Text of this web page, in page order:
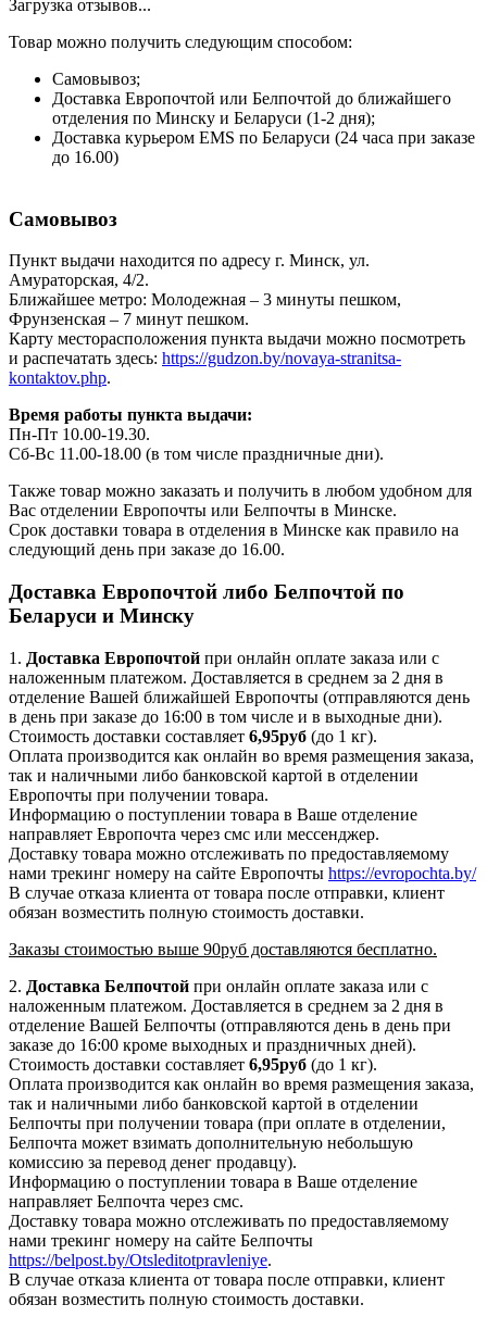
Загрузка отзывов...
Товар можно получить следующим способом:
Самовывоз;
Доставка Европочтой или Белпочтой до ближайшего
отделения по Минску и Беларуси (1-2 дня);
Доставка курьером EMS по Беларуси (24 часа при заказе
до 16.00)
Самовывоз
Пункт выдачи находится по адресу г. Минск, ул.
Амураторская, 4/2.
Ближайшее метро: Молодежная – 3 минуты пешком,
Фрунзенская – 7 минут пешком.
Карту месторасположения пункта выдачи можно посмотреть
и распечатать здесь: https://gudzon.by/novaya-stranitsa-
kontaktov.php.
Время работы пункта выдачи:
Пн-Пт 10.00-19.30.
Сб-Вс 11.00-18.00 (в том числе праздничные дни).
Также товар можно заказать и получить в любом удобном для
Вас отделении Европочты или Белпочты в Минске.
Срок доставки товара в отделения в Минске как правило на
следующий день при заказе до 16.00.
Доставка Европочтой либо Белпочтой по
Беларуси и Минску
1. Доставка Европочтой при онлайн оплате заказа или с
наложенным платежом. Доставляется в среднем за 2 дня в
отделение Вашей ближайшей Европочты (отправляются день
в день при заказе до 16:00 в том числе и в выходные дни).
Стоимость доставки составляет 6,95руб (до 1 кг).
Оплата производится как онлайн во время размещения заказа,
так и наличными либо банковской картой в отделении
Европочты при получении товара.
Информацию о поступлении товара в Ваше отделение
направляет Европочта через смс или мессенджер.
Доставку товара можно отслеживать по предоставляемому
нами трекинг номеру на сайте Европочты https://evropochta.by/
В случае отказа клиента от товара после отправки, клиент
обязан возместить полную стоимость доставки.
Заказы стоимостью выше 90руб доставляются бесплатно.
2. Доставка Белпочтой при онлайн оплате заказа или с
наложенным платежом. Доставляется в среднем за 2 дня в
отделение Вашей Белпочты (отправляются день в день при
заказе до 16:00 кроме выходных и праздничных дней).
Стоимость доставки составляет 6,95руб (до 1 кг).
Оплата производится как онлайн во время размещения заказа,
так и наличными либо банковской картой в отделении
Белпочты при получении товара (при оплате в отделении,
Белпочта может взимать дополнительную небольшую
комиссию за перевод денег продавцу).
Информацию о поступлении товара в Ваше отделение
направляет Белпочта через смс.
Доставку товара можно отслеживать по предоставляемому
нами трекинг номеру на сайте Белпочты
https://belpost.by/Otsleditotpravleniye.
В случае отказа клиента от товара после отправки, клиент
обязан возместить полную стоимость доставки.